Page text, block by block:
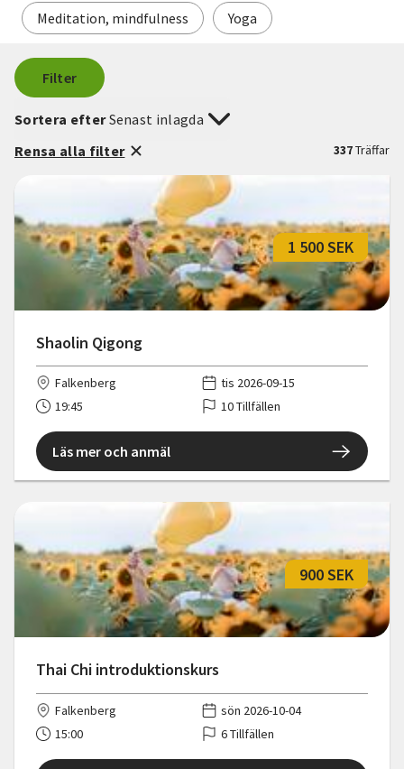
Meditation, mindfulness Yoga
Filter
337Träffar
Sortera efterSenast inlagda
Rensa alla filter
Shaolin Qigong
1 500 SEK
Falkenberg
tis 2026-09-15
19:45
10 Tillfällen
Läs mer och anmäl
Thai Chi introduktionskurs
900 SEK
Falkenberg
sön 2026-10-04
15:00
6 Tillfällen